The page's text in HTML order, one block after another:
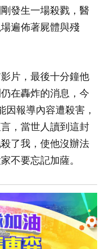
發生一場殺戮，醫
遍佈著屍體與殘
片，最後十分鐘他
在轟炸的消息，今
因報導內容遭殺害，
，當世人讀到這封
了我，使他沒辦法
不要忘記加薩。